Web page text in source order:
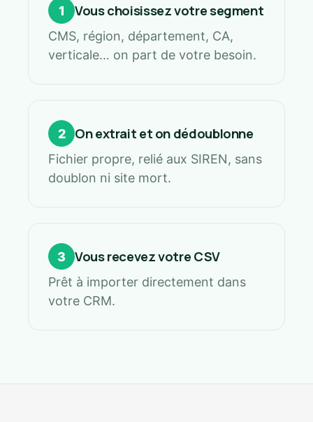
1 Vous choisissez votre segment
CMS, région, département, CA,
verticale… on part de votre besoin.
2 On extrait et on dédoublonne
Fichier propre, relié aux SIREN, sans
doublon ni site mort.
3 Vous recevez votre CSV
Prêt à importer directement dans
votre CRM.